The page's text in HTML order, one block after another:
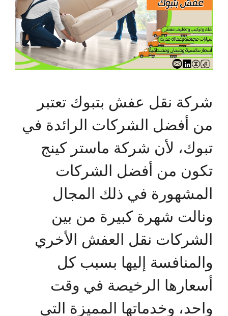
شركة نقل عفش بتبوك تعتبر
من أفضل الشركات الرائدة في
تبوك، لأن شركة ماستر كينج
تكون من أفضل الشركات
المشهورة في ذلك المجال
ونالت شهرة كبيرة من بين
الشركات نقل العفش الأخري
والمنافسة إليها بسبب كل
أسعارها الرخيصة في وقت
واحد، وخدماتها المميزة التي